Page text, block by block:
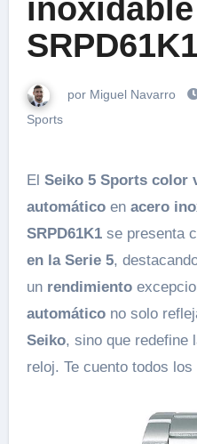
inoxidable
SRPD61K1
por Miguel Navarro
Sports
El Seiko 5 Sports color
automáticoen acero
SRPD61K1se presenta
en la Serie 5,
un rendimiento
automáticono solo
Seiko, sino que redefine
reloj. Te cuento todos